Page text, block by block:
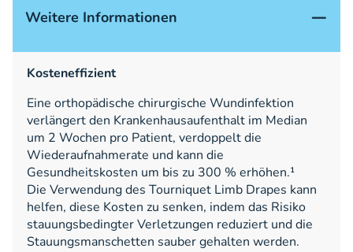
Weitere Informationen
Kosteneffizient
Eine orthopädische chirurgische Wundinfektion
verlängert den Krankenhausaufenthalt im Median
um 2 Wochen pro Patient, verdoppelt die
Wiederaufnahmerate und kann die
Gesundheitskosten um bis zu 300 % erhöhen.¹
Die Verwendung des Tourniquet Limb Drapes kann
helfen, diese Kosten zu senken, indem das Risiko
stauungsbedingter Verletzungen reduziert und die
Stauungsmanschetten sauber gehalten werden.